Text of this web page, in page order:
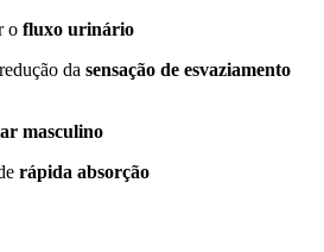
o fluxo urinário
da sensação de esvaziamento
masculino
rápida absorção